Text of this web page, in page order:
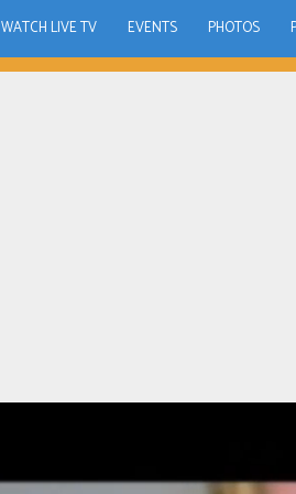
WATCH LIVE TV EVENTS PHOTOS